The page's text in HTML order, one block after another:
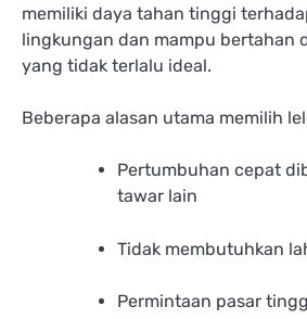
memiliki daya tahan tinggi
lingkungan dan mampu bertahan
yang tidak terlalu ideal.
Beberapa alasan utama memilih
Pertumbuhan cepat
tawar lain
Tidak membutuhkan
Permintaan pasar